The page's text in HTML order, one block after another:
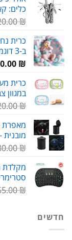
כלים:
₪
ב-3 דוגמאות
₪
כרית
במגוון
₪
מאפרת
מובנית
₪
מקלדת
₪
חדשים